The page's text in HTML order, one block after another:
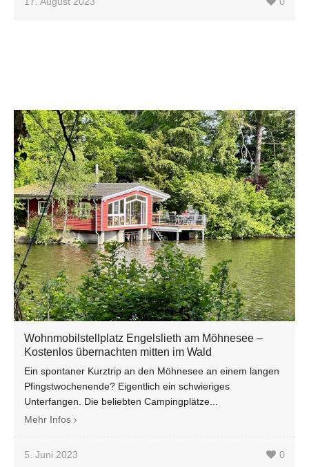
Wohnmobilstellplatz Engelslieth am Möhnesee –
Kostenlos übernachten mitten im Wald
Ein spontaner Kurztrip an den Möhnesee an einem langen
Pfingstwochenende? Eigentlich ein schwieriges
Unterfangen. Die beliebten Campingplätze...
Mehr Infos
5. Juni 2023 0